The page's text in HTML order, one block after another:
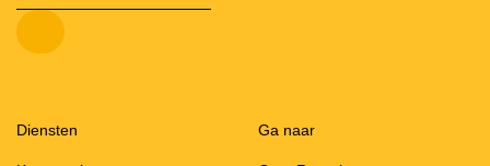
Diensten Ga naar